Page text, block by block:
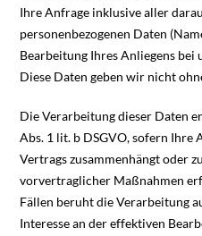
Ihre Anfrage inklusive aller
personenbezogenen Daten
Bearbeitung Ihres Anliegens
Diese Daten geben wir nicht
Die Verarbeitung dieser Daten
Abs. 1 lit. b DSGVO, sofern
Vertrags zusammenhängt oder
vorvertraglicher Maßnahmen
Fällen beruht die Verarbeitung
Interesse an der effektiven